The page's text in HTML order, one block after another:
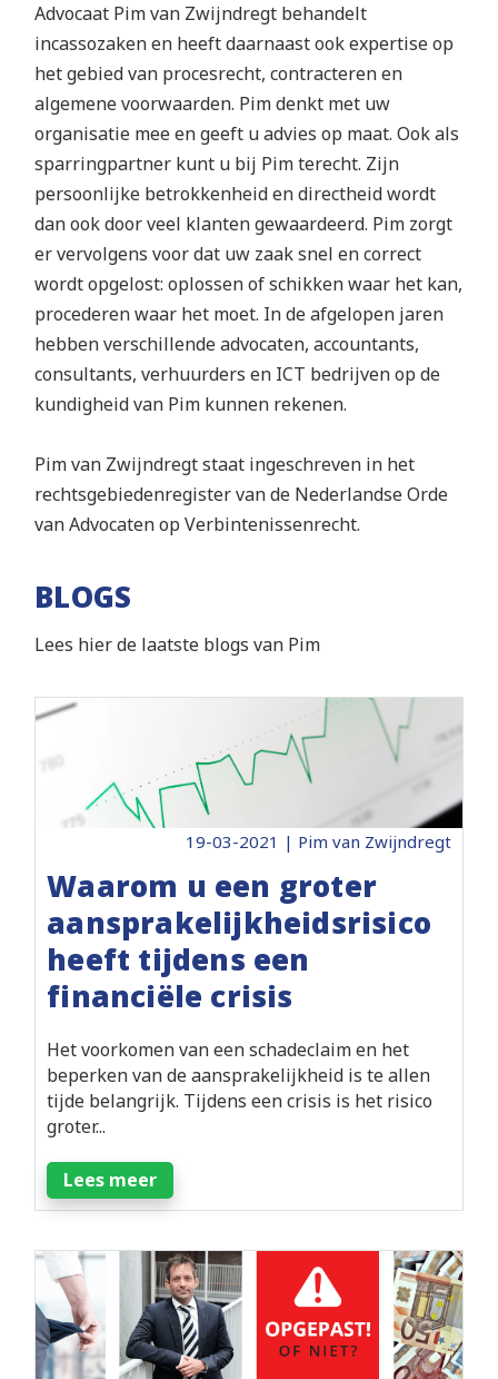
Advocaat Pim van Zwijndregt behandelt
incassozaken en heeft daarnaast ook expertise op
het gebied van procesrecht, contracteren en
algemene voorwaarden. Pim denkt met uw
organisatie mee en geeft u advies op maat. Ook als
sparringpartner kunt u bij Pim terecht. Zijn
persoonlijke betrokkenheid en directheid wordt
dan ook door veel klanten gewaardeerd. Pim zorgt
er vervolgens voor dat uw zaak snel en correct
wordt opgelost: oplossen of schikken waar het kan,
procederen waar het moet. In de afgelopen jaren
hebben verschillende advocaten, accountants,
consultants, verhuurders en ICT bedrijven op de
kundigheid van Pim kunnen rekenen.
Pim van Zwijndregt staat ingeschreven in het
rechtsgebiedenregister van de Nederlandse Orde
van Advocaten op Verbintenissenrecht.
BLOGS
Lees hier de laatste blogs van Pim
19-03-2021 | Pim van Zwijndregt
Waarom u een groter
aansprakelijkheidsrisico
heeft tijdens een
financiële crisis
Het voorkomen van een schadeclaim en het
beperken van de aansprakelijkheid is te allen
tijde belangrijk. Tijdens een crisis is het risico
groter...
Lees meer